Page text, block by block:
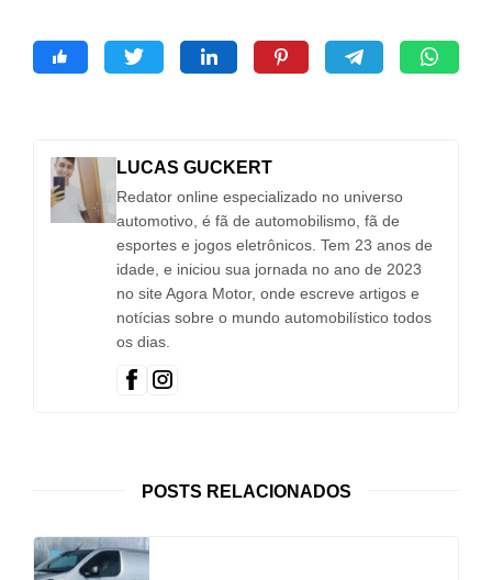
LUCAS GUCKERT
Redator online especializado no universo
automotivo, é fã de automobilismo, fã de
esportes e jogos eletrônicos. Tem 23 anos de
idade, e iniciou sua jornada no ano de 2023
no site Agora Motor, onde escreve artigos e
notícias sobre o mundo automobilístico todos
os dias.
POSTS RELACIONADOS